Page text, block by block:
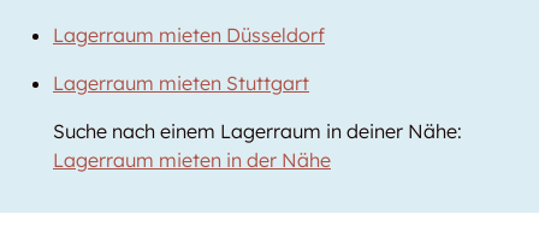
Lagerraum mieten Düsseldorf
Lagerraum mieten Stuttgart
Suche nach einem Lagerraum in deiner Nähe:
Lagerraum mieten in der Nähe